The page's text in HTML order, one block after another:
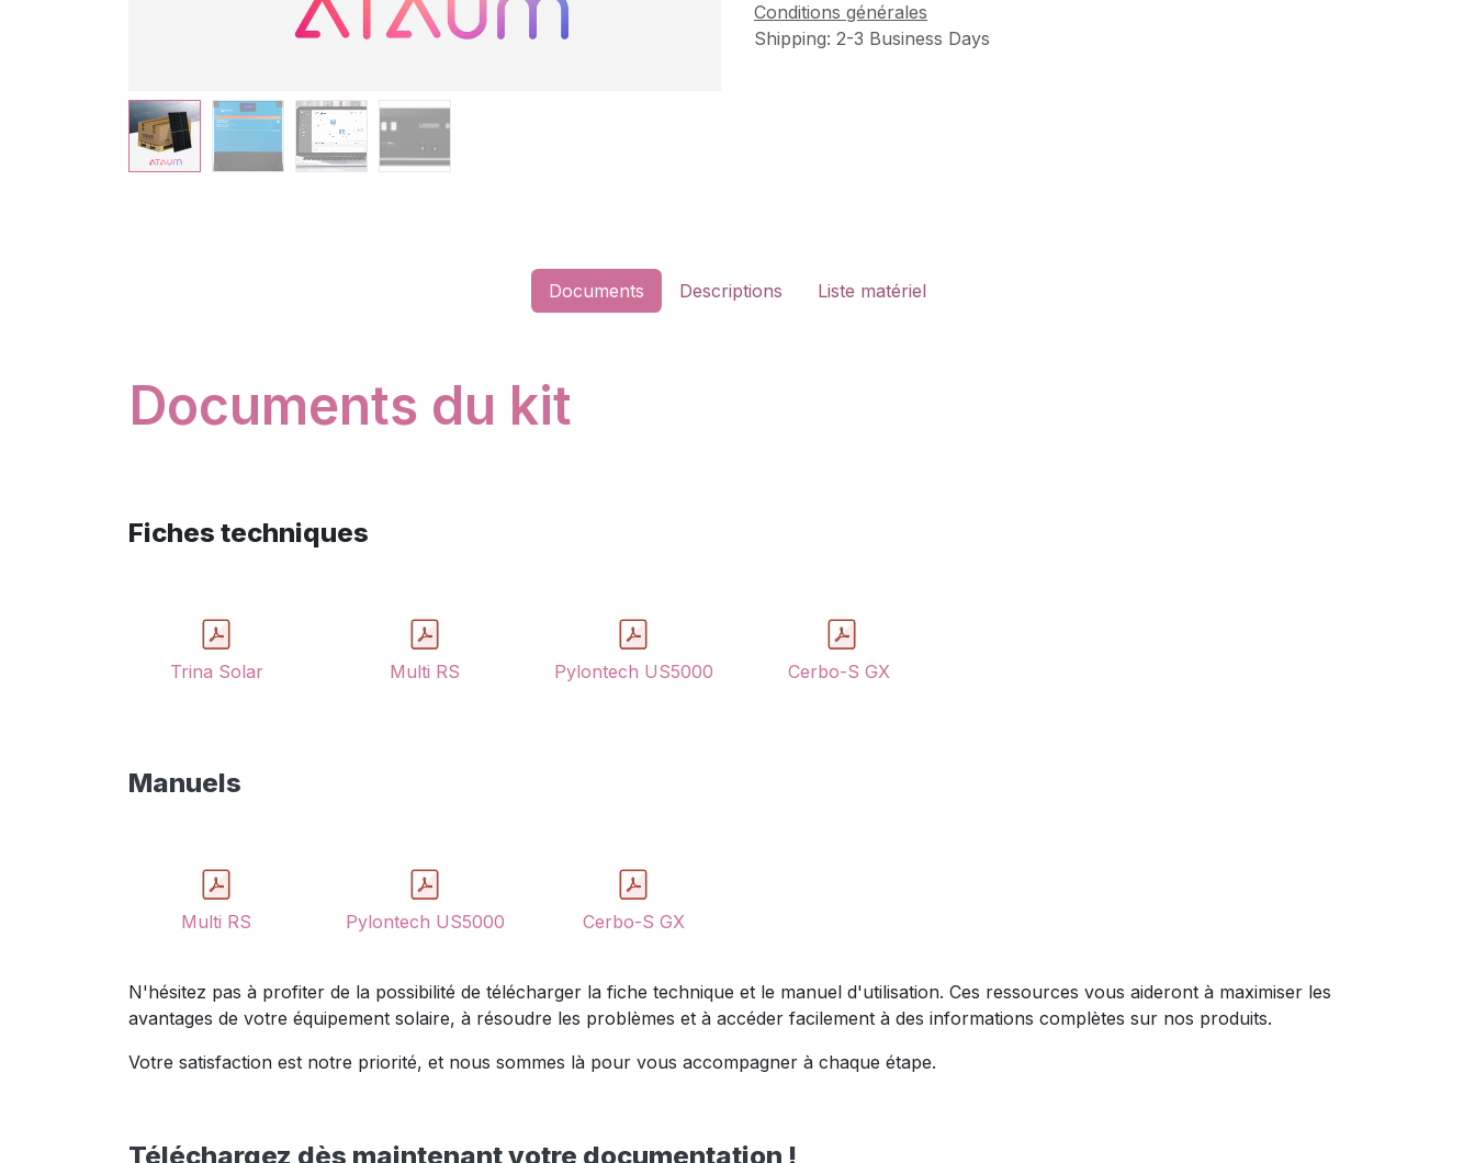
Conditions générales
Shipping: 2-3 Business Days
Documents Descriptions Liste matériel
Documents du kit
Fiches techniques
Trina Solar Multi RS Pylontech US5000 Cerbo-S GX
Manuels
Multi RS Pylontech US5000 Cerbo-S GX
N'hésitez pas à profiter de la possibilité de télécharger la fiche technique et le manuel d'utilisation. Ces ressources vous aideront à maximiser les
avantages de votre équipement solaire, à résoudre les problèmes et à accéder facilement à des informations complètes sur nos produits.
Votre satisfaction est notre priorité, et nous sommes là pour vous accompagner à chaque étape.
Téléchargez dès maintenant votre documentation !